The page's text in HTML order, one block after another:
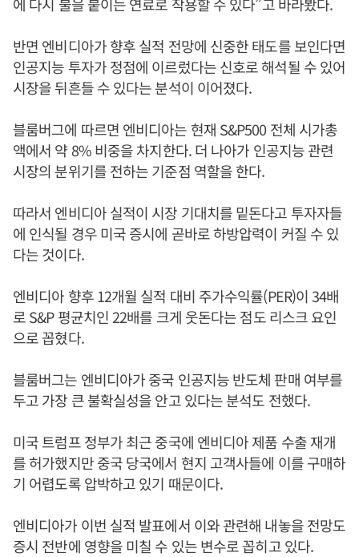
반면 엔비디아가 향후 실적 전망에 신중한 태도를 보인다면
인공지능 투자가 정점에 이르렀다는 신호로 해석될 수 있어
시장을 뒤흔들 수 있다는 분석이 이어졌다.
블룸버그에 따르면 엔비디아는 현재 S&P500 전체 시가총
액에서 약 8% 비중을 차지한다. 더 나아가 인공지능 관련
시장의 분위기를 전하는 기준점 역할을 한다.
따라서 엔비디아 실적이 시장 기대치를 밑돈다고 투자자들
에 인식될 경우 미국 증시에 곧바로 하방압력이 커질 수 있
다는 것이다.
엔비디아 향후 12개월 실적 대비 주가수익률(PER)이 34배
로 S&P 평균치인 22배를 크게 웃돈다는 점도 리스크 요인
으로 꼽혔다.
블룸버그는 엔비디아가 중국 인공지능 반도체 판매 여부를
두고 가장 큰 불확실성을 안고 있다는 분석도 전했다.
미국 트럼프 정부가 최근 중국에 엔비디아 제품 수출 재개
를 허가했지만 중국 당국에서 현지 고객사들에 이를 구매하
기 어렵도록 압박하고 있기 때문이다.
엔비디아가 이번 실적 발표에서 이와 관련해 내놓을 전망도
증시 전반에 영향을 미칠 수 있는 변수로 꼽히고 있다.